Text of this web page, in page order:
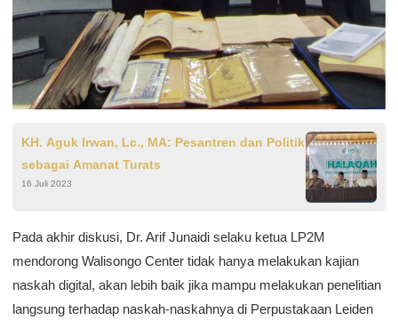
KH. Aguk Irwan, Lc., MA: Pesantren dan Politik
sebagai Amanat Turats
16 Juli 2023
Pada akhir diskusi, Dr. Arif Junaidi selaku ketua LP2M
mendorong Walisongo Center tidak hanya melakukan kajian
naskah digital, akan lebih baik jika mampu melakukan penelitian
langsung terhadap naskah-naskahnya di Perpustakaan Leiden